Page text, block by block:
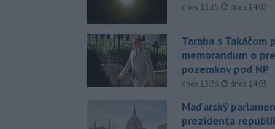
dnes 13:35, aktualizované
dnes 14:03
Taraba s Takáčom
memorandum o
pozemkov pod NP
dnes 13:26, aktualizované
dnes 14:05
Maďarský
prezidenta